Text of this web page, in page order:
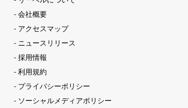
- 会社概要
- アクセスマップ
- ニュースリリース
- 採用情報
- 利用規約
- プライバシーポリシー
- ソーシャルメディアポリシー